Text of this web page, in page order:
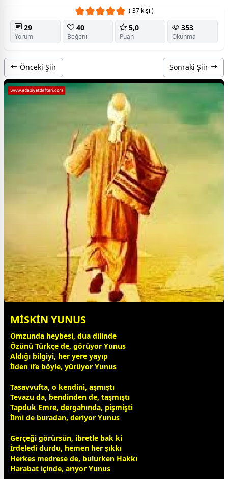
( 37 kişi )
29
Yorum
40
Beğeni
5,0
Puan
353
Okunma
Önceki Şiir Sonraki Şiir
MİSKİN YUNUS
Omzunda heybesi, dua dilinde
Özünü Türkçe de, görüyor Yunus
Aldığı bilgiyi, her yere yayıp
İlden il’e böyle, yürüyor Yunus
Tasavvufta, o kendini, aşmıştı
Tevazu da, bendinden de, taşmıştı
Tapduk Emre, dergahında, pişmişti
İlmi de buradan, deriyor Yunus
Gerçeği görürsün, ibretle bak ki
İrdeledi durdu, hemen her şıkkı
Herkes medrese de, bulurken Hakkı
Harabat içinde, arıyor Yunus